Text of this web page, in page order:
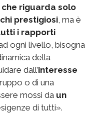
riguarda solo
prestigiosi , ma è
i rapporti
ogni livello, bisogna
della
dall’interesse
o di una
mossi da un
di tutti».